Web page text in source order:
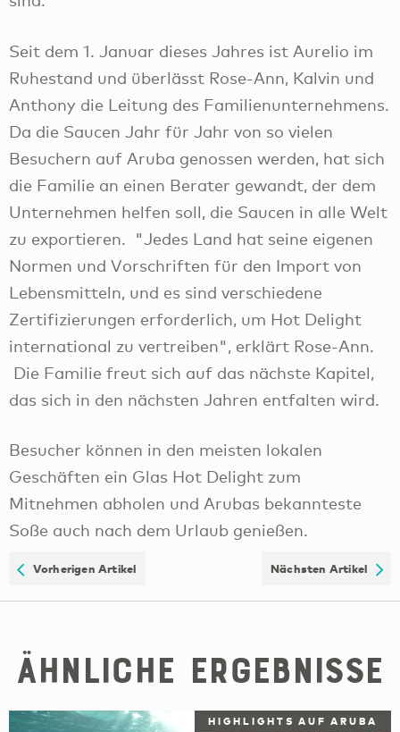
Seit dem 1. Januar dieses Jahres ist Aurelio im
Ruhestand und überlässt Rose-Ann, Kalvin und
Anthony die Leitung des Familienunternehmens.
Da die Saucen Jahr für Jahr von so vielen
Besuchern auf Aruba genossen werden, hat sich
die Familie an einen Berater gewandt, der dem
Unternehmen helfen soll, die Saucen in alle Welt
zu exportieren. "Jedes Land hat seine eigenen
Normen und Vorschriften für den Import von
Lebensmitteln, und es sind verschiedene
Zertifizierungen erforderlich, um Hot Delight
international zu vertreiben", erklärt Rose-Ann.
Die Familie freut sich auf das nächste Kapitel,
das sich in den nächsten Jahren entfalten wird.
Besucher können in den meisten lokalen
Geschäften ein Glas Hot Delight zum
Mitnehmen abholen und Arubas bekannteste
Soße auch nach dem Urlaub genießen.
Vorherigen Artikel Nächsten Artikel
Ähnliche Ergebnisse
HIGHLIGHTS AUF ARUBA